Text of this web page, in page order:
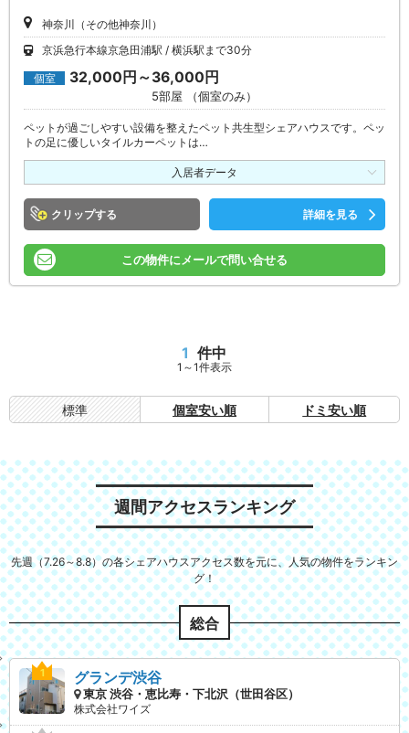
神奈川（その他神奈川）
京浜急行本線京急田浦駅
横浜駅まで30分
個室 32,000円～36,000円
5部屋 （個室のみ）
ペットが過ごしやすい設備を整えたペット共生型シェアハウスです。ペッ
トの足に優しいタイルカーペットは…
入居者データ
クリップ 詳細を見る
この物件にメールで問い合せる
1 件中
1～1件表示
標準 個室安い順 ドミ安い順
週間アクセスランキング
先週（7.26～8.8）の各シェアハウスアクセス数を元に、人気の物件をランキン
グ！
総合
グランデ渋谷
東京 渋谷・恵比寿・下北沢（世田谷区）
株式会社ワイズ